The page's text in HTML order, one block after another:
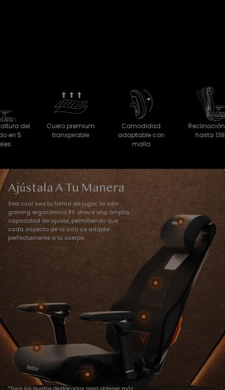
Cuero premium
transpirable
Comodidad
adaptable con
Reclinación de
hasta 138°
Ajústala A Tu Manera
Sea cual sea tu forma de jugar, la silla
gaming ergonómica R5 ofrece una amplia
capacidad de ajuste, permitiendo que
cada aspecto de la silla se adapte
perfectamente a tu cuerpo.